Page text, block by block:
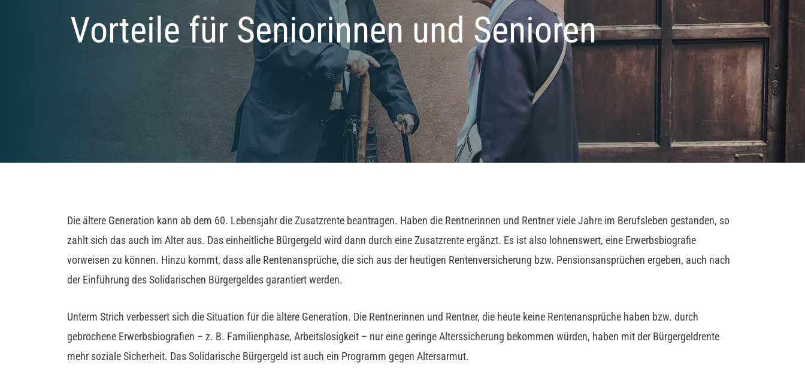
Vorteile für Seniorinnen und Senioren
Die ältere Generation kann ab dem 60. Lebensjahr die Zusatzrente beantragen. Haben die Rentnerinnen und Rentner viele Jahre im Berufsleben gestanden, so
zahlt sich das auch im Alter aus. Das einheitliche Bürgergeld wird dann durch eine Zusatzrente ergänzt. Es ist also lohnenswert, eine Erwerbsbiografie
vorweisen zu können. Hinzu kommt, dass alle Rentenansprüche, die sich aus der heutigen Rentenversicherung bzw. Pensionsansprüchen ergeben, auch nach
der Einführung des Solidarischen Bürgergeldes garantiert werden.
Unterm Strich verbessert sich die Situation für die ältere Generation. Die Rentnerinnen und Rentner, die heute keine Rentenansprüche haben bzw. durch
gebrochene Erwerbsbiografien – z. B. Familienphase, Arbeitslosigkeit – nur eine geringe Alterssicherung bekommen würden, haben mit der Bürgergeldrente
mehr soziale Sicherheit. Das Solidarische Bürgergeld ist auch ein Programm gegen Altersarmut.